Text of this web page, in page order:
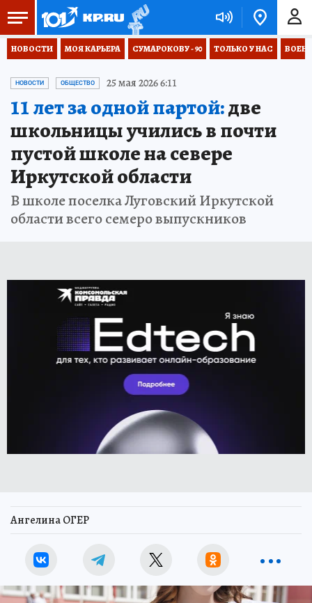
НОВОСТИ МОЯ КАРЬЕРА СУМАРОКОВУ - 90 ТОЛЬКО У НАС
НОВОСТИ ОБЩЕСТВО 25 мая 2026 6:11
11 лет за одной партой:две
школьницы учились в почти
пустой школе на севере
Иркутской области
В школе поселка Луговский Иркутской
области всего семеро выпускников
Ангелина ОГЕР